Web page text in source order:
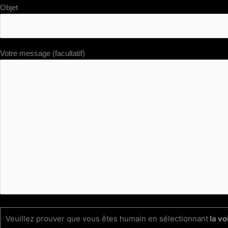
Objet
Votre message (facultatif)
Veuillez prouver que vous êtes humain en sélectionnant la